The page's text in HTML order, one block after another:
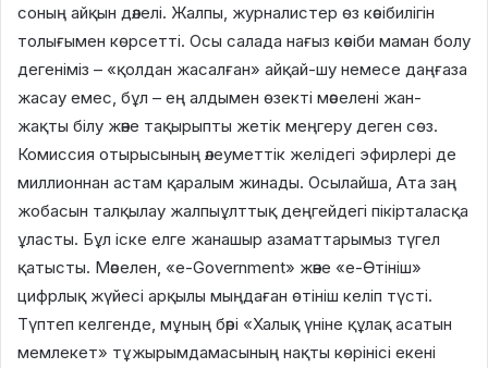
соның айқын дәлелі. Жалпы, журналистер өз кәсібилігін
толығымен көрсетті. Осы салада нағыз кәсіби маман болу
дегеніміз – «қолдан жасалған» айқай-шу немесе даңғаза
жасау емес, бұл – ең алдымен өзекті мәселені жан-
жақты білу және тақырыпты жетік меңгеру деген сөз.
Комиссия отырысының әлеуметтік желідегі эфирлері де
миллионнан астам қаралым жинады. Осылайша, Ата заң
жобасын талқылау жалпыұлттық деңгейдегі пікірталасқа
ұласты. Бұл іске елге жанашыр азаматтарымыз түгел
қатысты. Мәселен, «e-Government» және «е-Өтініш»
цифрлық жүйесі арқылы мыңдаған өтініш келіп түсті.
Түптеп келгенде, мұның бәрі «Халық үніне құлақ асатын
мемлекет» тұжырымдамасының нақты көрінісі екені